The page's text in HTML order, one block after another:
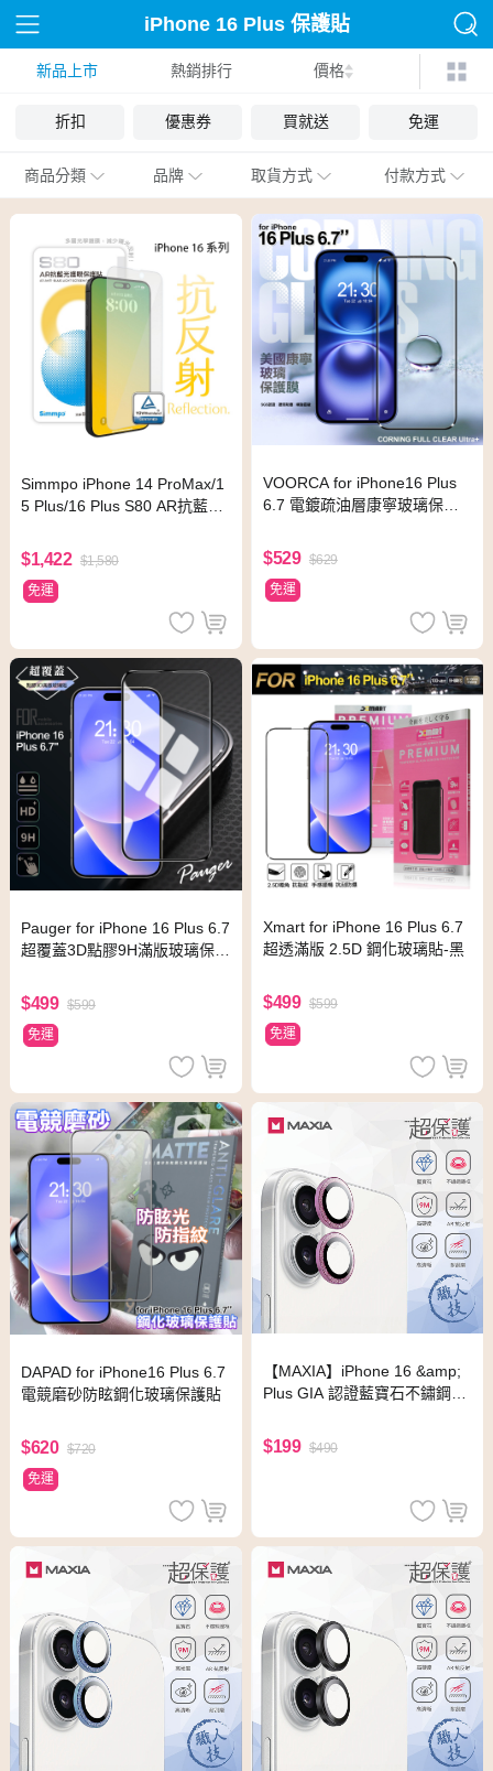
iPhone 16 Plus 保護貼
新品上市 熱銷排行 價格
折扣 優惠券 買就送 免運
商品分類 品牌 取貨方式 付款方式
Simmpo iPhone 14 ProMax/1
5 Plus/16 Plus S80 AR抗藍光
$1,422 $1,580
免運
VOORCA for iPhone16 Plus
6.7 電鍍疏油層康寧玻璃保護
$529 $629
免運
Pauger for iPhone 16 Plus 6.7
超覆蓋3D點膠9H滿版玻璃保護
$499 $599
免運
Xmart for iPhone 16 Plus 6.7
超透滿版 2.5D 鋼化玻璃貼-黑
$499 $599
免運
DAPAD for iPhone16 Plus 6.7
電競磨砂防眩鋼化玻璃保護貼
$620 $720
免運
【MAXIA】iPhone 16 &amp;
Plus GIA 認證藍寶石不鏽鋼保
$199 $490